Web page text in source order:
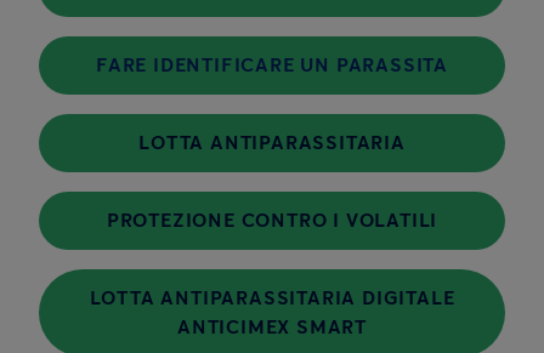
FARE IDENTIFICARE UN PARASSITA
LOTTA ANTIPARASSITARIA
PROTEZIONE CONTRO I VOLATILI
LOTTA ANTIPARASSITARIA DIGITALE
ANTICIMEX SMART